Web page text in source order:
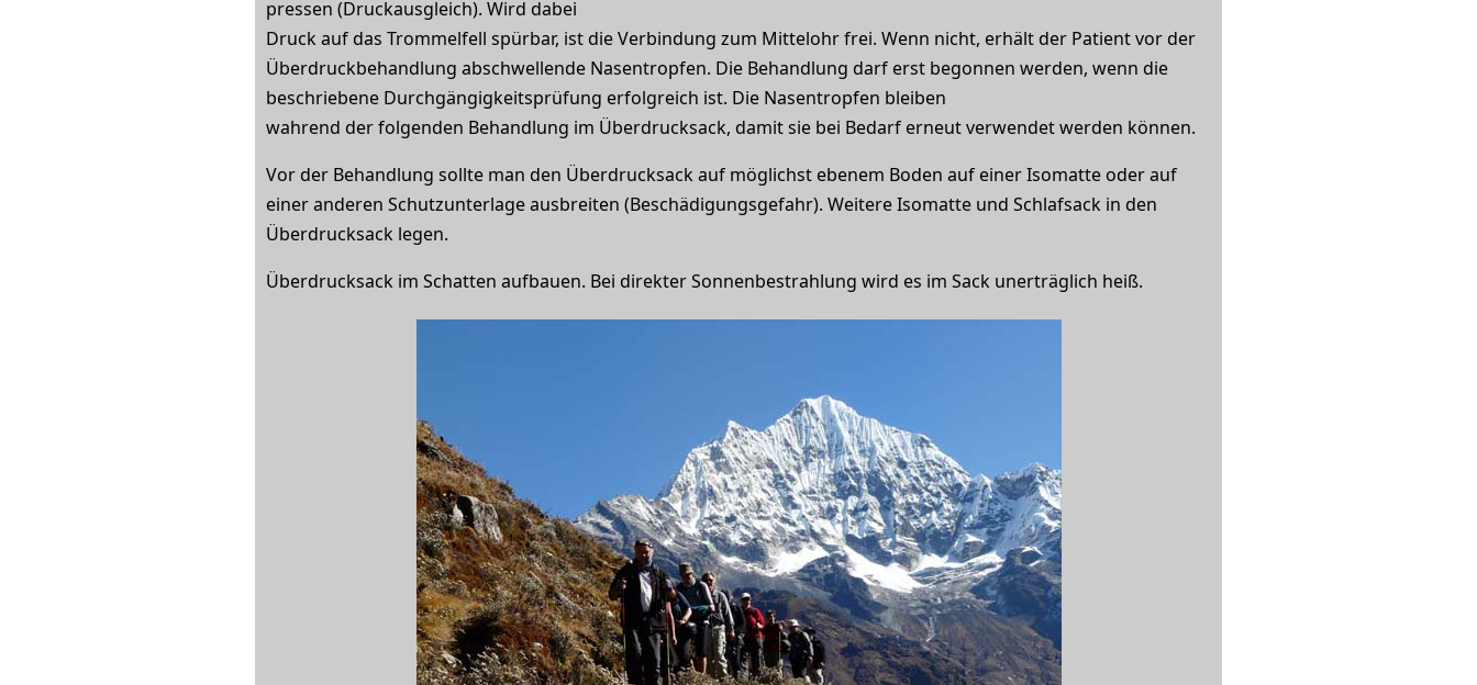
pressen (Druckausgleich). Wird dabei
Druck auf das Trommelfell spürbar, ist die Verbindung zum Mittelohr frei. Wenn nicht, erhält der Patient vor der
Überdruckbehandlung abschwellende Nasentropfen. Die Behandlung darf erst begonnen werden, wenn die
beschriebene Durchgängigkeitsprüfung erfolgreich ist. Die Nasentropfen bleiben
wahrend der folgenden Behandlung im Überdrucksack, damit sie bei Bedarf erneut verwendet werden können.
Vor der Behandlung sollte man den Überdrucksack auf möglichst ebenem Boden auf einer Isomatte oder auf
einer anderen Schutzunterlage ausbreiten (Beschädigungsgefahr). Weitere Isomatte und Schlafsack in den
Überdrucksack legen.
Überdrucksack im Schatten aufbauen. Bei direkter Sonnenbestrahlung wird es im Sack unerträglich heiß.